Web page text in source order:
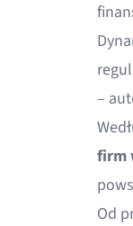
–
firm
Od